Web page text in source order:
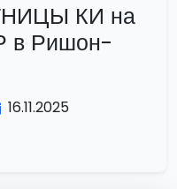
КИ на
в Ришон-
16.11.2025